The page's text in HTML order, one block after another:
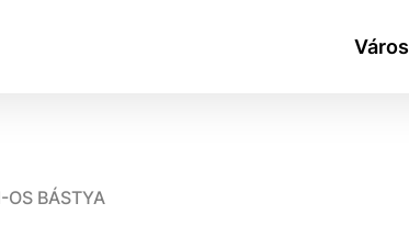
Város
OS BÁSTYA